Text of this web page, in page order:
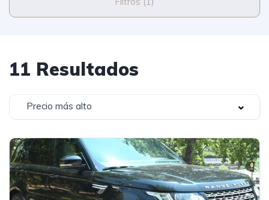
11 Resultados
Precio más alto